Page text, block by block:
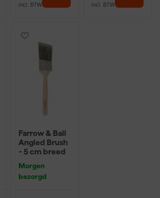
incl. BTW incl. BTW
Farrow & Ball
Angled Brush
- 5 cm breed
Morgen
bezorgd